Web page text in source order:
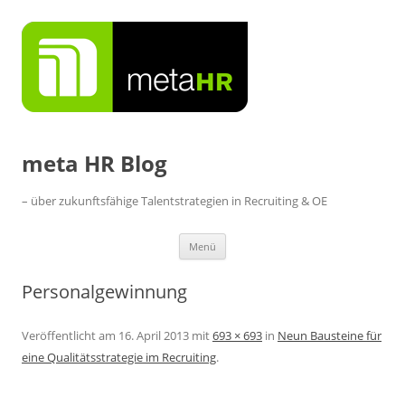
Inhalt
springen
meta HR Blog
– über zukunftsfähige Talentstrategien in Recruiting & OE
Menü
Personalgewinnung
Veröffentlicht am 16. April 2013 mit693 × 693 in Neun Bausteine für
eine Qualitätsstrategie im Recruiting.